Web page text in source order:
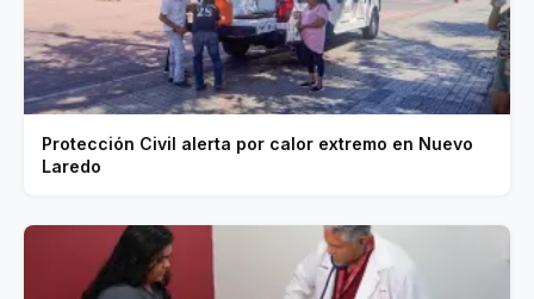
Protección Civil alerta por calor extremo en Nuevo
Laredo